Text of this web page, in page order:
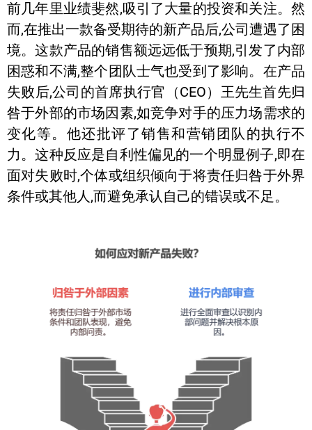
前几年里业绩斐然,吸引了大量的投资和关注。然
而,在推出一款备受期待的新产品后,公司遭遇了困
境。这款产品的销售额远远低于预期,引发了内部
困惑和不满,整个团队士气也受到了影响。在产品
失败后,公司的首席执行官（CEO）王先生首先归
咎于外部的市场因素,如竞争对手的压力场需求的
变化等。他还批评了销售和营销团队的执行不
力。这种反应是自利性偏见的一个明显例子,即在
面对失败时,个体或组织倾向于将责任归咎于外界
条件或其他人,而避免承认自己的错误或不足。